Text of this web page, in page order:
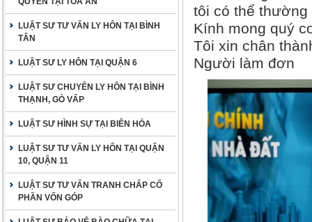
LUẬT SƯ TƯ VẤN LY HÔN TẠI BÌNH
TÂN
LUẬT SƯ LY HÔN TẠI QUẬN 6
LUẬT SƯ CHUYÊN LY HÔN TẠI BÌNH
THẠNH, GÒ VẤP
LUẬT SƯ HÌNH SỰ TẠI BIÊN HÒA
LUẬT SƯ TƯ VẤN LY HÔN TẠI QUẬN
10, QUẬN 11
LUẬT SƯ TƯ VẤN TRANH CHẤP CỐ
PHẦN VỐN GÓP
tôi có thể thường
Kính mong quý
Tôi xin chân
Người làm đơn